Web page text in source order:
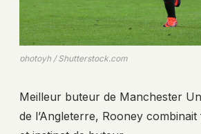
photoyh / Shutterstock.com
Meilleur buteur de Manchester
de l’Angleterre, Rooney